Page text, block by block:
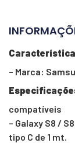
– Marca:
compatíveis
– Galaxy S8 /
tipo C de 1 mt.